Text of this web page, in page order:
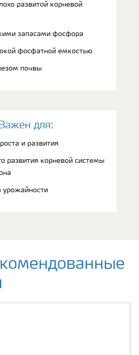
развитой корневой
запасами фосфора
фосфатной емкостью
почвы
Bажен для:
и развития
развития корневой системы
урожайности